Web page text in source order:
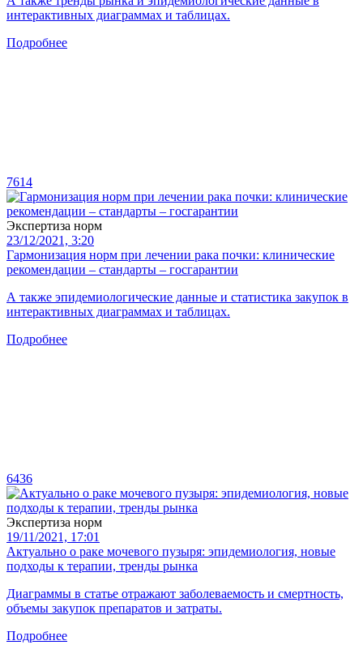
интерактивных диаграммах и таблицах.
Подробнее
7614
Экспертиза норм
23/12/2021, 3:20
Гармонизация норм при лечении рака почки: клинические
рекомендации – стандарты – госгарантии
А также эпидемиологические данные и статистика закупок в
интерактивных диаграммах и таблицах.
Подробнее
6436
Экспертиза норм
19/11/2021, 17:01
Актуально о раке мочевого пузыря: эпидемиология, новые
подходы к терапии, тренды рынка
Диаграммы в статье отражают заболеваемость и смертность,
объемы закупок препаратов и затраты.
Подробнее